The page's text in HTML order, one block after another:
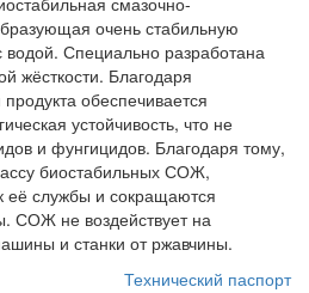
очень стабильную
Специально разработана
жёсткости. Благодаря
обеспечивается
устойчивость, что не
и фунгицидов. Благодаря тому,
биостабильных СОЖ,
её службы и сокращаются
СОЖ не воздействует на
и станки от ржавчины.
Технический паспорт